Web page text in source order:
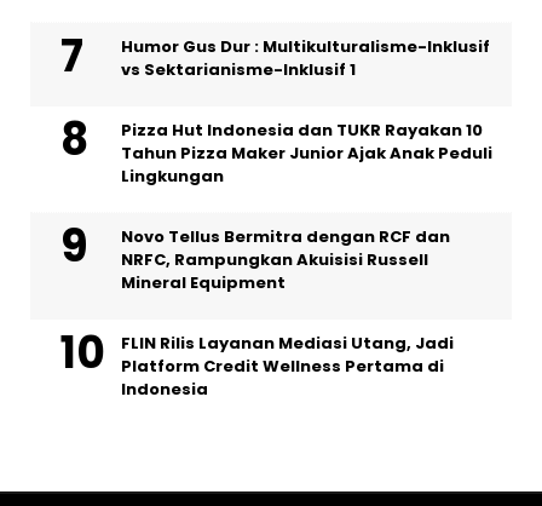
Humor Gus Dur : Multikulturalisme-Inklusif
vs Sektarianisme-Inklusif 1
Pizza Hut Indonesia dan TUKR Rayakan 10
Tahun Pizza Maker Junior Ajak Anak Peduli
Lingkungan
Novo Tellus Bermitra dengan RCF dan
NRFC, Rampungkan Akuisisi Russell
Mineral Equipment
FLIN Rilis Layanan Mediasi Utang, Jadi
Platform Credit Wellness Pertama di
Indonesia